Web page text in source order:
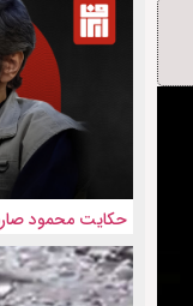
حکایت محمود